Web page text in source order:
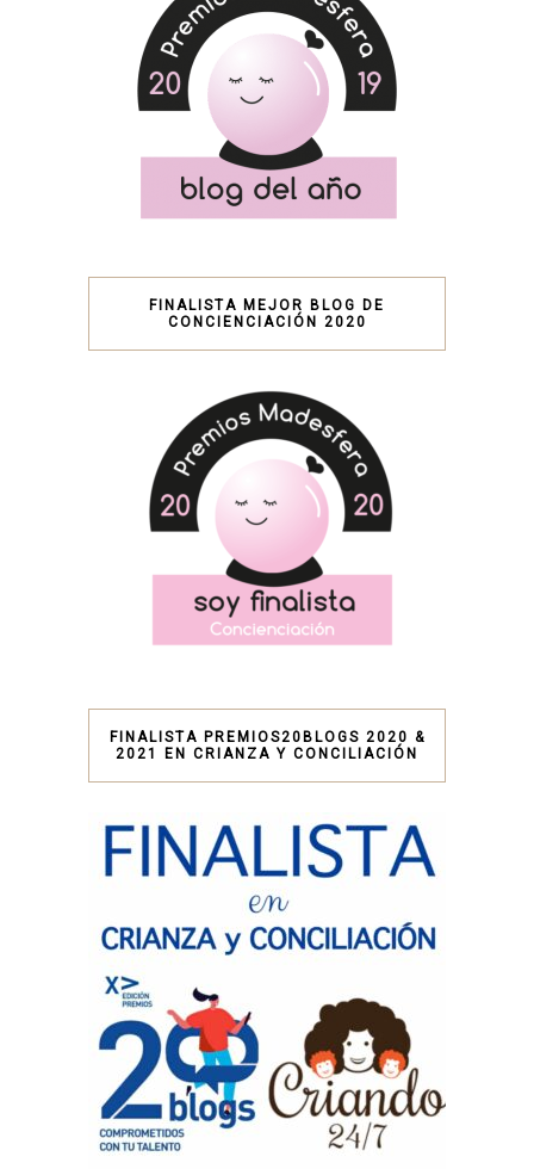
FINALISTA MEJOR BLOG DE
CONCIENCIACIÓN 2020
FINALISTA PREMIOS20BLOGS 2020 &
2021 EN CRIANZA Y CONCILIACIÓN